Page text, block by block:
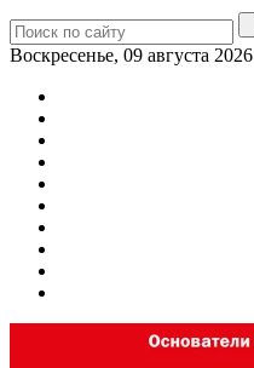
Воскресенье, 09 августа 2026